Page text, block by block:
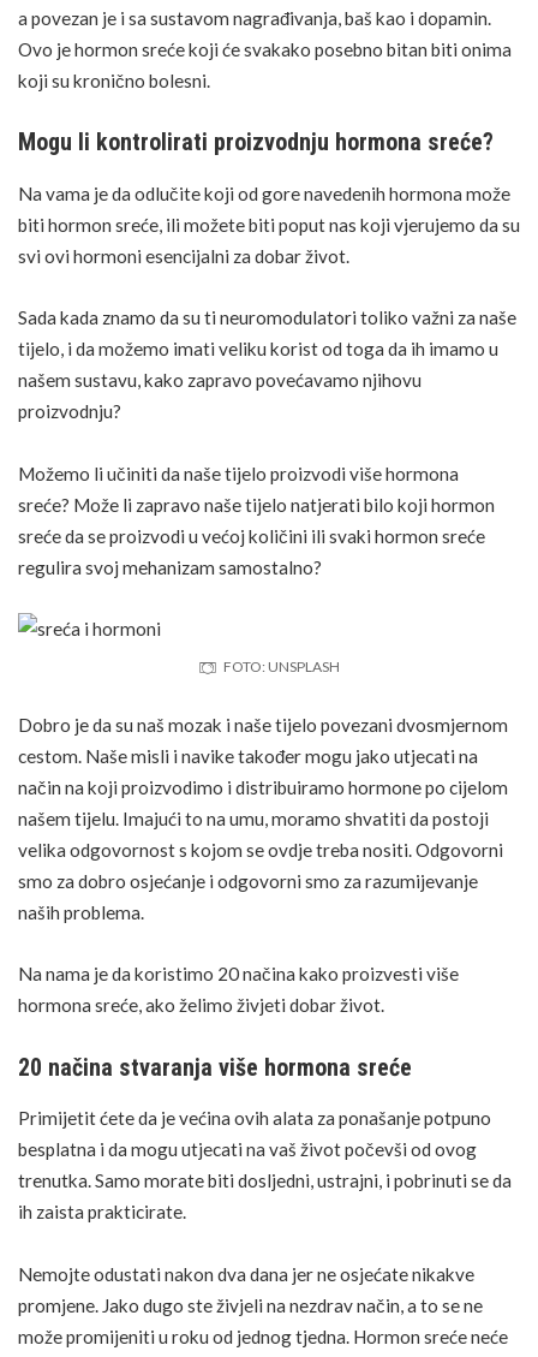
a povezan je i sa sustavom nagrađivanja, baš kao i dopamin.
Ovo je hormon sreće koji će svakako posebno bitan biti onima
koji su kronično bolesni.
Mogu li kontrolirati proizvodnju hormona sreće?
Na vama je da odlučite koji od gore navedenih hormona može
biti hormon sreće, ili možete biti poput nas koji vjerujemo da su
svi ovi hormoni esencijalni za dobar život.
Sada kada znamo da su ti neuromodulatori toliko važni za naše
tijelo, i da možemo imati veliku korist od toga da ih imamo u
našem sustavu, kako zapravo povećavamo njihovu
proizvodnju?
Možemo li učiniti da naše tijelo proizvodi više hormona
sreće? Može li zapravo naše tijelo natjerati bilo koji hormon
sreće da se proizvodi u većoj količini ili svaki hormon sreće
regulira svoj mehanizam samostalno?
FOTO: UNSPLASH
Dobro je da su naš mozak i naše tijelo povezani dvosmjernom
cestom. Naše misli i navike također mogu jako utjecati na
način na koji proizvodimo i distribuiramo hormone po cijelom
našem tijelu. Imajući to na umu, moramo shvatiti da postoji
velika odgovornost s kojom se ovdje treba nositi. Odgovorni
smo za dobro osjećanje i odgovorni smo za razumijevanje
naših problema.
Na nama je da koristimo 20 načina kako proizvesti više
hormona sreće, ako želimo živjeti dobar život.
20 načina stvaranja više hormona sreće
Primijetit ćete da je većina ovih alata za ponašanje potpuno
besplatna i da mogu utjecati na vaš život počevši od ovog
trenutka. Samo morate biti dosljedni, ustrajni, i pobrinuti se da
ih zaista prakticirate.
Nemojte odustati nakon dva dana jer ne osjećate nikakve
promjene. Jako dugo ste živjeli na nezdrav način, a to se ne
može promijeniti u roku od jednog tjedna. Hormon sreće neće